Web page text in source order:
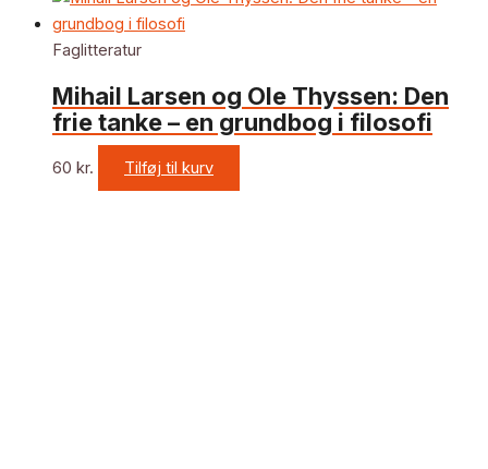
Faglitteratur
Mihail Larsen og Ole Thyssen: Den
frie tanke – en grundbog i filosofi
60 kr. Tilføj til kurv